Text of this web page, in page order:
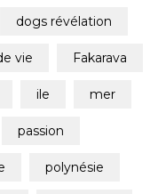
dogs révélation
vie fakarava
ile mer
passion
polynésie